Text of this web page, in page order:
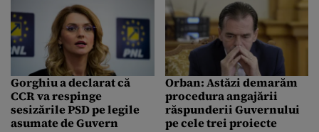
Gorghiu a declarat că
CCR va respinge
sesizările PSD pe legile
asumate de Guvern
Orban: Astăzi demarăm
procedura angajării
răspunderii Guvernului
pe cele trei proiecte